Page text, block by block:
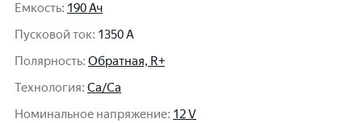
Емкость: 190 Ач
Пусковой ток: 1350 A
Полярность: Обратная, R+
Технология: Ca/Ca
Номинальное напряжение: 12 V